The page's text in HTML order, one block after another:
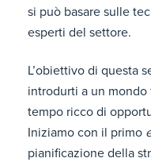
si può basare sulle
esperti del settore.
L’obiettivo di questa
introdurti a un mondo
tempo ricco di
Iniziamo con il primo
pianificazione della